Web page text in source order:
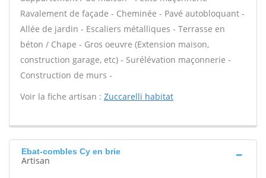
Ravalement de façade - Cheminée - Pavé autobloquant -
Allée de jardin - Escaliers métalliques - Terrasse en
béton / Chape - Gros oeuvre (Extension maison,
construction garage, etc) - Surélévation maçonnerie -
Construction de murs -
Voir la fiche artisan : Zuccarelli habitat
Ebat-combles Cy en brie
Artisan